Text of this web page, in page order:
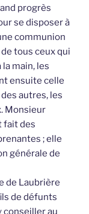
progrès
se disposer à
communion
tous ceux qui
main, les
ensuite celle
autres, les
Monsieur
fait des
; elle
générale de
de Laubrière
de défunts
conseiller au